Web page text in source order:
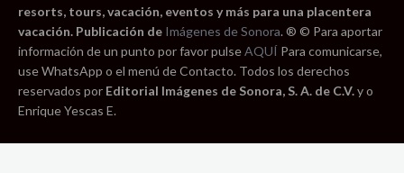
resorts, tours, vacación, eventos y más para una placentera
vacación. Publicación de Imágenes de Sonora. ® © Para aportar
información de un punto por favor pulseAQUÍ Para comunicarse,
use WhatsApp o el menú de Contacto. Todos los derechos
reservados por Editorial Imágenes de Sonora, S. A. de C.V.y o
Enrique Yescas E.